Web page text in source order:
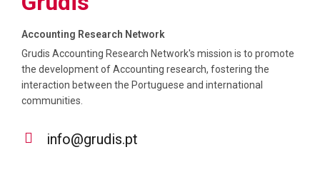
Accounting Research Network
Grudis Accounting Research Network's mission is to promote
the development of Accounting research, fostering the
interaction between the Portuguese and international
communities.
info@grudis.pt